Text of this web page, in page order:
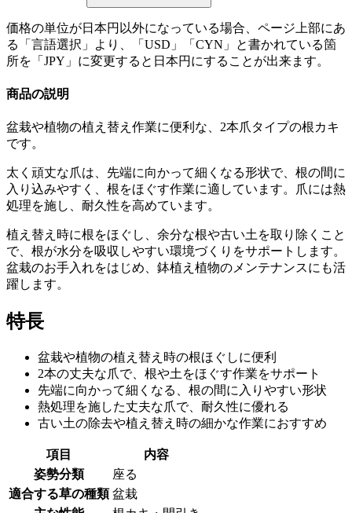
価格の単位が日本円以外になっている場合、ページ上部にあ
る「言語選択」より、「USD」「CYN」と書かれている箇
所を「JPY」に変更すると日本円にすることが出来ます。
商品の説明
盆栽や植物の植え替え作業に便利な、2本爪タイプの根カキ
です。
太く頑丈な爪は、先端に向かって細くなる形状で、根の間に
入り込みやすく、根をほぐす作業に適しています。爪には熱
処理を施し、耐久性を高めています。
植え替え時に根をほぐし、余分な根や古い土を取り除くこと
で、根が水分を吸収しやすい環境づくりをサポートします。
盆栽のお手入れをはじめ、鉢植え植物のメンテナンスにも活
躍します。
特長
盆栽や植物の植え替え時の根ほぐしに便利
2本の丈夫な爪で、根や土をほぐす作業をサポート
先端に向かって細くなる、根の間に入りやすい形状
熱処理を施した丈夫な爪で、耐久性に優れる
古い土の除去や植え替え時の細かな作業におすすめ
項目
内容
姿勢分類
座る
適合する草の種類 盆栽